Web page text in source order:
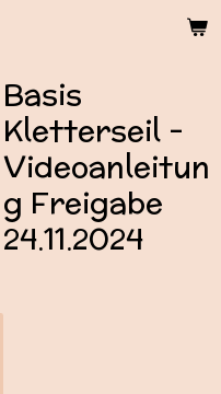
Basis
Kletterseil -
Videoanleitun
g Freigabe
24.11.2024